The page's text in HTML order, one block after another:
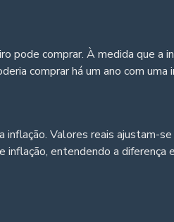
pode comprar. À medida que a
comprar há um ano com uma
Valores reais ajustam-
entendendo a diferença